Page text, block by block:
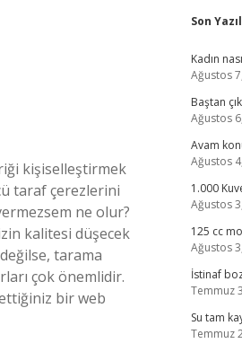
kişiselleştirmek
taraf çerezlerini
ne olur?
kalitesi düşecek
tarama
çok önemlidir.
bir web
Son
Kadın
Ağustos
Baştan
Ağustos
Avam
Ağustos
1.000
Ağustos
125 cc
Ağustos
İstinaf
Temmuz
Su tam
Temmuz